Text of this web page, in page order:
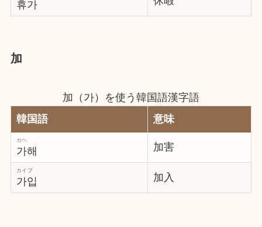
휴가
加
加（가）を使う韓国語漢字語
韓国語
意味
가해
カヘ
加害
가입
カイプ
加入